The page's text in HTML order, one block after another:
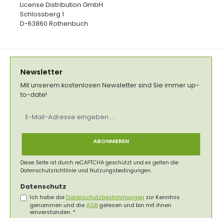
License Distribution GmbH
Schlossberg 1
D-63860 Rothenbuch
Newsletter
Mit unserem kostenlosen Newsletter sind Sie immer up-
to-date!
Mail-
ABONNIEREN
Diese Seite ist durch reCAPTCHA geschützt und es gelten die
Datenschutzrichtlinie und Nutzungsbedingungen.
Datenschutz
Ich habe die Datenschutzbestimmungen zur Kenntnis
genommen und dieAGB gelesen und bin mit ihnen
einverstanden. *